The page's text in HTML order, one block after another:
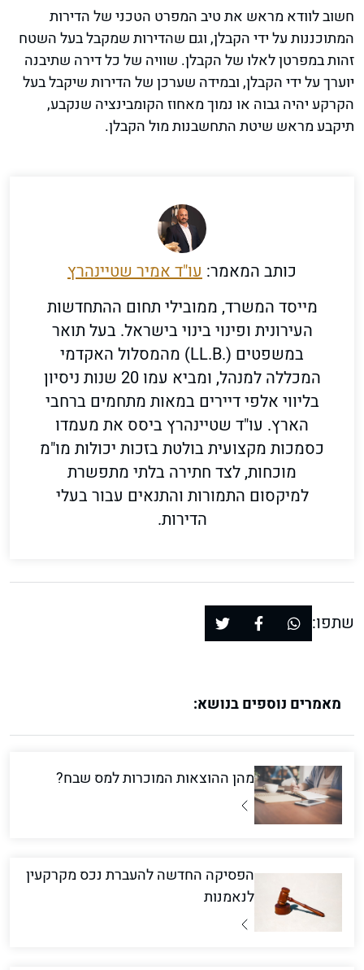
חשוב לוודא מראש את טיב המפרט הטכני של הדירות
המתוכננות על ידי הקבלן, וגם שהדירות שמקבל בעל השטח
זהות במפרטן לאלו של הקבלן. שוויה של כל דירה שתיבנה
יוערך על ידי הקבלן, ובמידה שערכן של הדירות שיקבל בעל
הקרקע יהיה גבוה או נמוך מאחוז הקומבינציה שנקבע,
תיקבע מראש שיטת התחשבנות מול הקבלן.
כותב המאמר: עו"ד אמיר שטיינהרץ
מייסד המשרד, ממובילי תחום ההתחדשות
העירונית ופינוי בינוי בישראל. בעל תואר
במשפטים (.LL.B) מהמסלול האקדמי
המכללה למנהל, ומביא עמו 20 שנות ניסיון
בליווי אלפי דיירים במאות מתחמים ברחבי
הארץ. עו"ד שטיינהרץ ביסס את מעמדו
כסמכות מקצועית בולטת בזכות יכולות מו"מ
מוכחות, לצד חתירה בלתי מתפשרת
למיקסום התמורות והתנאים עבור בעלי
הדירות.
שתפו:
מאמרים נוספים בנושא:
מהן ההוצאות המוכרות למס שבח?
הפסיקה החדשה להעברת נכס מקרקעין
לנאמנות